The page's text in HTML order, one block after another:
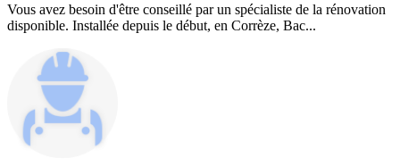
Vous avez besoin d'être conseillé par un spécialiste de la rénovation
disponible. Installée depuis le début, en Corrèze, Bac...